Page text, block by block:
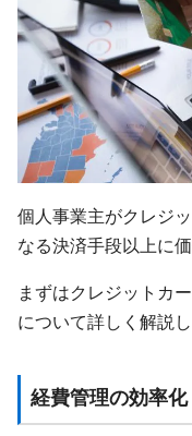
個人事業主がクレジ
なる決済手段以上に
まずはクレジットカ
について詳しく解説し
経費管理の効率化